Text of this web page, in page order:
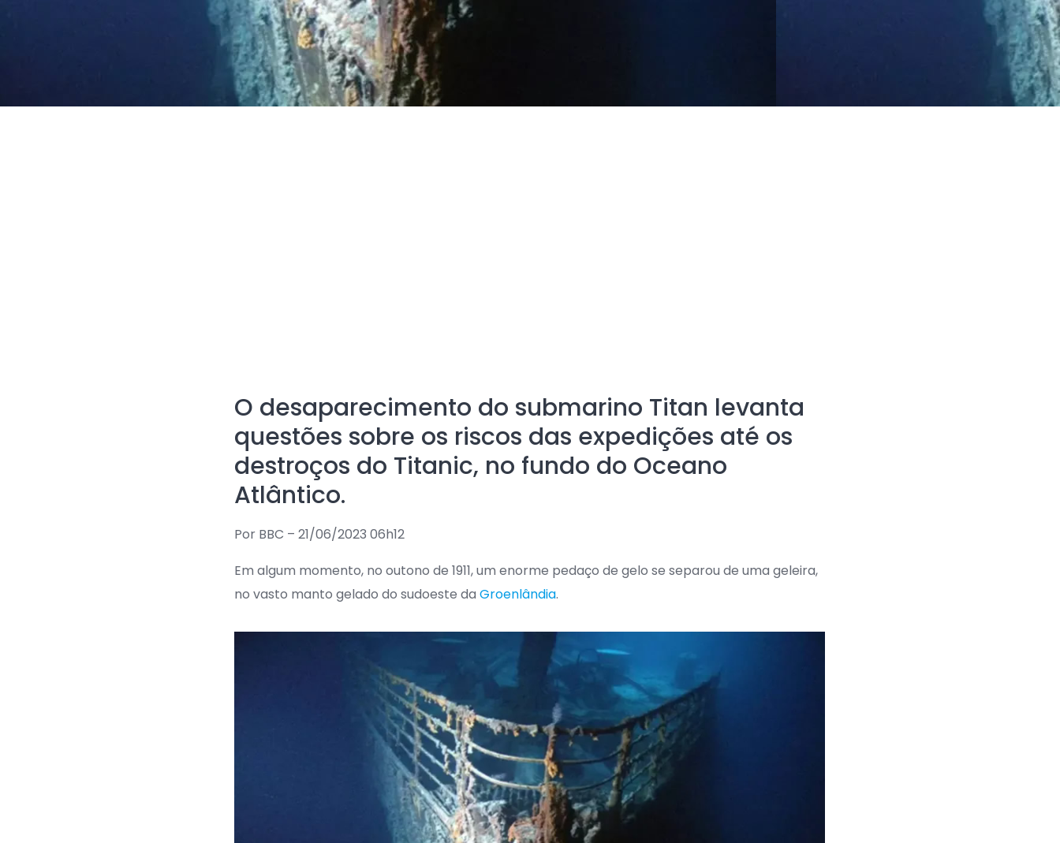
O desaparecimento do submarino Titan levanta
questões sobre os riscos das expedições até os
destroços do Titanic, no fundo do Oceano
Atlântico.
Por BBC – 21/06/2023 06h12
Em algum momento, no outono de 1911, um enorme pedaço de gelo se separou de uma geleira,
no vasto manto gelado do sudoeste daGroenlândia.